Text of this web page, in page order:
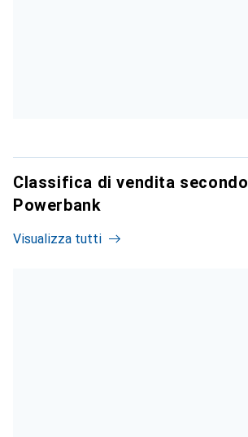
Classifica di vendita secondo
Powerbank
Visualizza tutti